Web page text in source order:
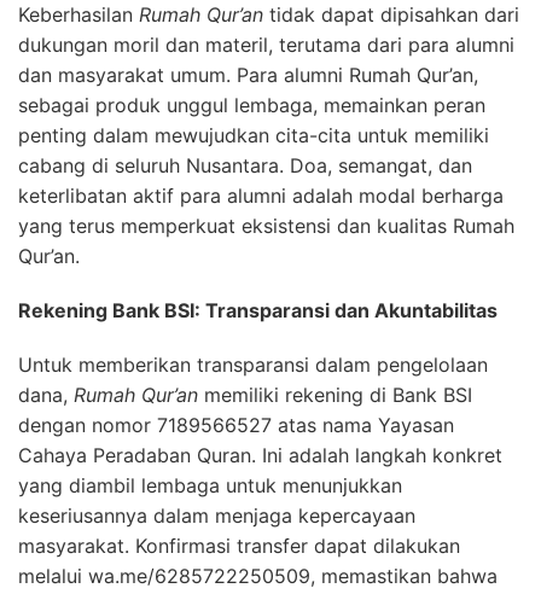
Keberhasilan Rumah Qur’an tidak dapat dipisahkan dari
dukungan moril dan materil, terutama dari para alumni
dan masyarakat umum. Para alumni Rumah Qur’an,
sebagai produk unggul lembaga, memainkan peran
penting dalam mewujudkan cita-cita untuk memiliki
cabang di seluruh Nusantara. Doa, semangat, dan
keterlibatan aktif para alumni adalah modal berharga
yang terus memperkuat eksistensi dan kualitas Rumah
Qur’an.
Rekening Bank BSI: Transparansi dan Akuntabilitas
Untuk memberikan transparansi dalam pengelolaan
dana, Rumah Qur’an memiliki rekening di Bank BSI
dengan nomor 7189566527 atas nama Yayasan
Cahaya Peradaban Quran. Ini adalah langkah konkret
yang diambil lembaga untuk menunjukkan
keseriusannya dalam menjaga kepercayaan
masyarakat. Konfirmasi transfer dapat dilakukan
melalui wa.me/6285722250509, memastikan bahwa